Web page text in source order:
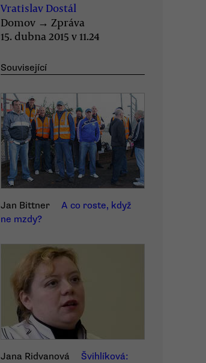
Vratislav Dostál
Domov → Zpráva
15. dubna 2015 v 11.24
Související
Jan Bittner
A co roste, když
ne mzdy?
Jana Ridvanová
Švihlíková: